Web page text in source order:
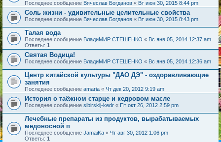
Последнее сообщение Вячеслав Богданов « Вт июн 30, 2015 8:44 pm
Соль жизни - удивительные целительные свойства
Последнее сообщение Вячеслав Богданов « Вт июн 30, 2015 8:43 pm
Талая вода
Последнее сообщение ВладиМИР СТЕШЕНКО « Вс янв 05, 2014 12:37 am
Ответы: 1
Святая Водица!
Последнее сообщение ВладиМИР СТЕШЕНКО « Вс янв 05, 2014 12:36 am
Центр китайской культуры "ДАО ДЭ" - оздоравливающие
занятия
Последнее сообщение amaria « Чт дек 20, 2012 9:19 am
История о таёжном старце и кедровом масле
Последнее сообщение sibirskij-kedr « Пт окт 26, 2012 2:59 pm
Лечебные препараты из продуктов, вырабатываемых
медоносной п
Последнее сообщение JamaiKa « Чт авг 30, 2012 1:06 pm
Ответы: 1